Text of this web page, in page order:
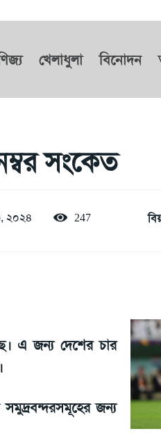
খেলাধুলা বিনোদন
সংকেত
২০২৪ 247
এ জন্য দেশের চার
জন্য